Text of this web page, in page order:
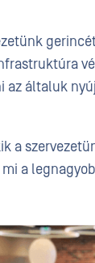
az általuk
a
mi a